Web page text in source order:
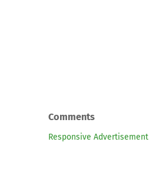
Comments
Responsive Advertisement